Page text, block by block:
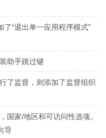
了“退出单一应用程序模式”
助手跳过键
了监督，则添加了监督组织
国家/地区和可访问性选项。
导